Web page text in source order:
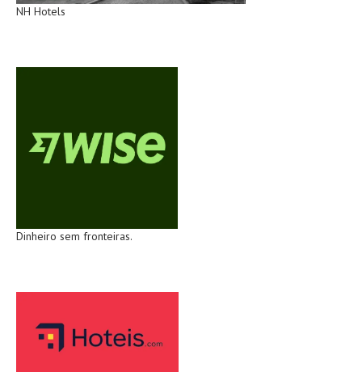
NH Hotels
Dinheiro sem fronteiras.